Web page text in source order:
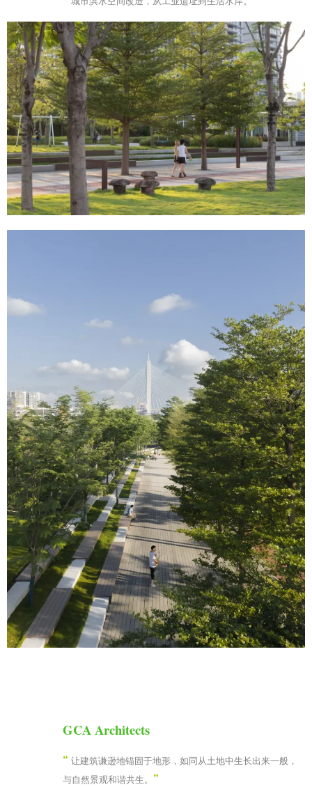
GCA Architects
“ 让建筑谦逊地锚固于地形，如同从土地中生长出来一般，
与自然景观和谐共生。 ”